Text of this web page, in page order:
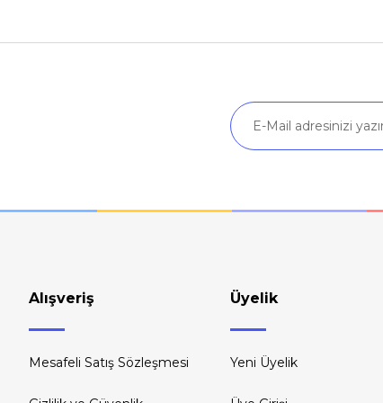
Yorum Yaz
Soru Sor
Alışveriş
Mesafeli Satış Sözleşmesi
Üyelik
Yeni Üyelik